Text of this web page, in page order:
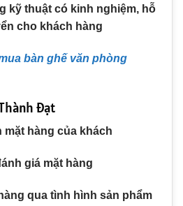
kỹ thuật có kinh nghiệm, hỗ
cho khách hàng
bàn ghế văn phòng
Đạt
mặt hàng của khách
giá mặt hàng
qua tình hình sản phẩm